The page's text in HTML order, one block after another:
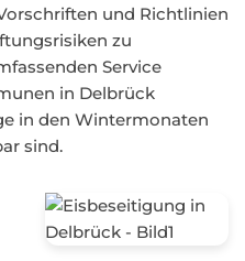
und Richtlinien
zu
Service
in Delbrück
in den Wintermonaten
sind.